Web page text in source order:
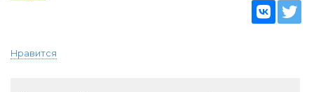
Нравится